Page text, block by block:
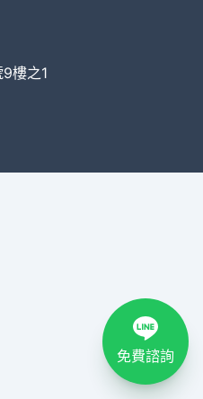
樓之1
免費諮詢